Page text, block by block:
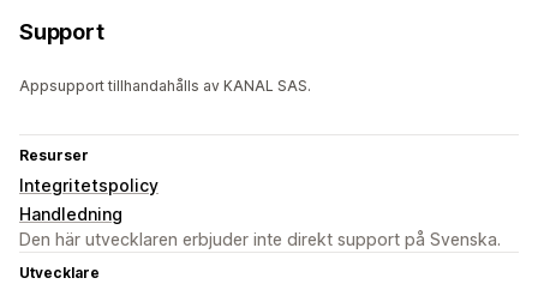
Support
Appsupport tillhandahålls av KANAL SAS.
Resurser
Integritetspolicy
Handledning
Den här utvecklaren erbjuder inte direkt support på Svenska.
Utvecklare